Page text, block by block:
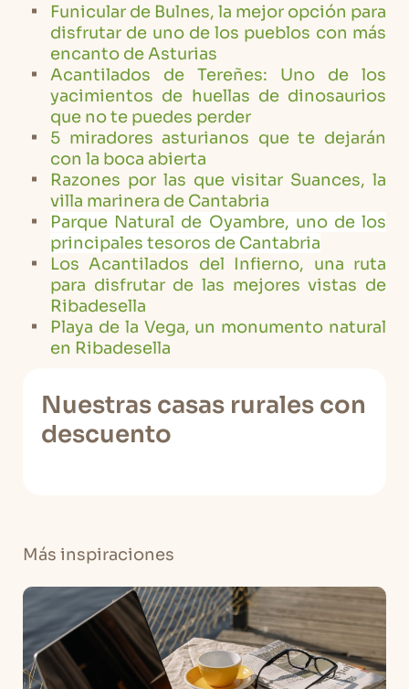
Funicular de Bulnes, la mejor opción para
disfrutar de uno de los pueblos con más
encanto de Asturias
Acantilados de Tereñes: Uno de los
yacimientos de huellas de dinosaurios
que no te puedes perder
5 miradores asturianos que te dejarán
con la boca abierta
Razones por las que visitar Suances, la
villa marinera de Cantabria
Parque Natural de Oyambre, uno de los
principales tesoros de Cantabria
Los Acantilados del Infierno, una ruta
para disfrutar de las mejores vistas de
Ribadesella
Playa de la Vega, un monumento natural
en Ribadesella
Nuestras casas rurales con
descuento
Más inspiraciones